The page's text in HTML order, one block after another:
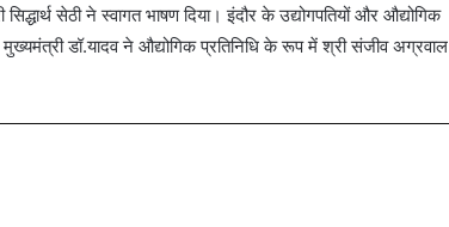
सेठी ने स्वागत भाषण दिया। इंदौर के उद्योगपतियों और औद्योगिक
डॉ.यादव ने औद्योगिक प्रतिनिधि के रूप में श्री संजीव अग्रवाल